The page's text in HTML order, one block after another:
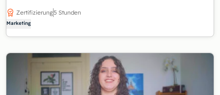
Zertifizierung5 Stunden
Marketing